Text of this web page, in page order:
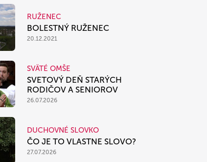
RUŽENEC
BOLESTNÝ RUŽENEC
20.12.2021
SVÄTÉ OMŠE
SVETOVÝ DEŇ STARÝCH
RODIČOV A SENIOROV
26.07.2026
DUCHOVNÉ SLOVKO
ČO JE TO VLASTNE SLOVO?
27.07.2026